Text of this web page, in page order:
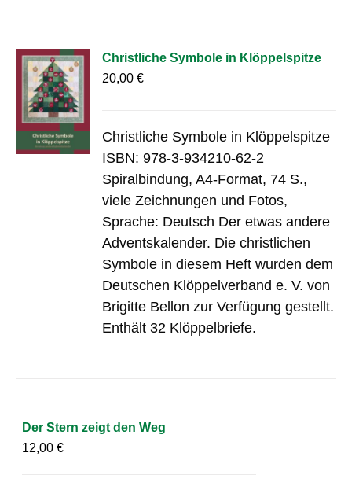
Christliche Symbole in Klöppelspitze
20,00€
Christliche Symbole in Klöppelspitze
ISBN: 978-3-934210-62-2
Spiralbindung, A4-Format, 74 S.,
viele Zeichnungen und Fotos,
Sprache: Deutsch Der etwas andere
Adventskalender. Die christlichen
Symbole in diesem Heft wurden dem
Deutschen Klöppelverband e. V. von
Brigitte Bellon zur Verfügung gestellt.
Enthält 32 Klöppelbriefe.
Der Stern zeigt den Weg
12,00€